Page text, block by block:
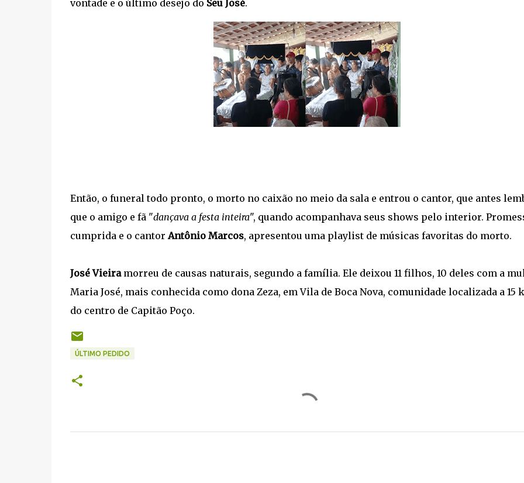
vontade e o último desejo do Seu José.
Então, o funeral todo pronto, o morto no caixão no meio da sala e entrou o cantor, que antes
que o amigo e fã "dançava a festa inteira", quando acompanhava seus shows pelo interior.
cumprida e o cantor Antônio Marcos, apresentou uma playlist de músicas favoritas do morto.
José Vieira morreu de causas naturais, segundo a família. Ele deixou 11 filhos, 10 deles com a
Maria José, mais conhecida como dona Zeza, em Vila de Boca Nova, comunidade localizada a 15
do centro de Capitão Poço.
ÚLTIMO PEDIDO